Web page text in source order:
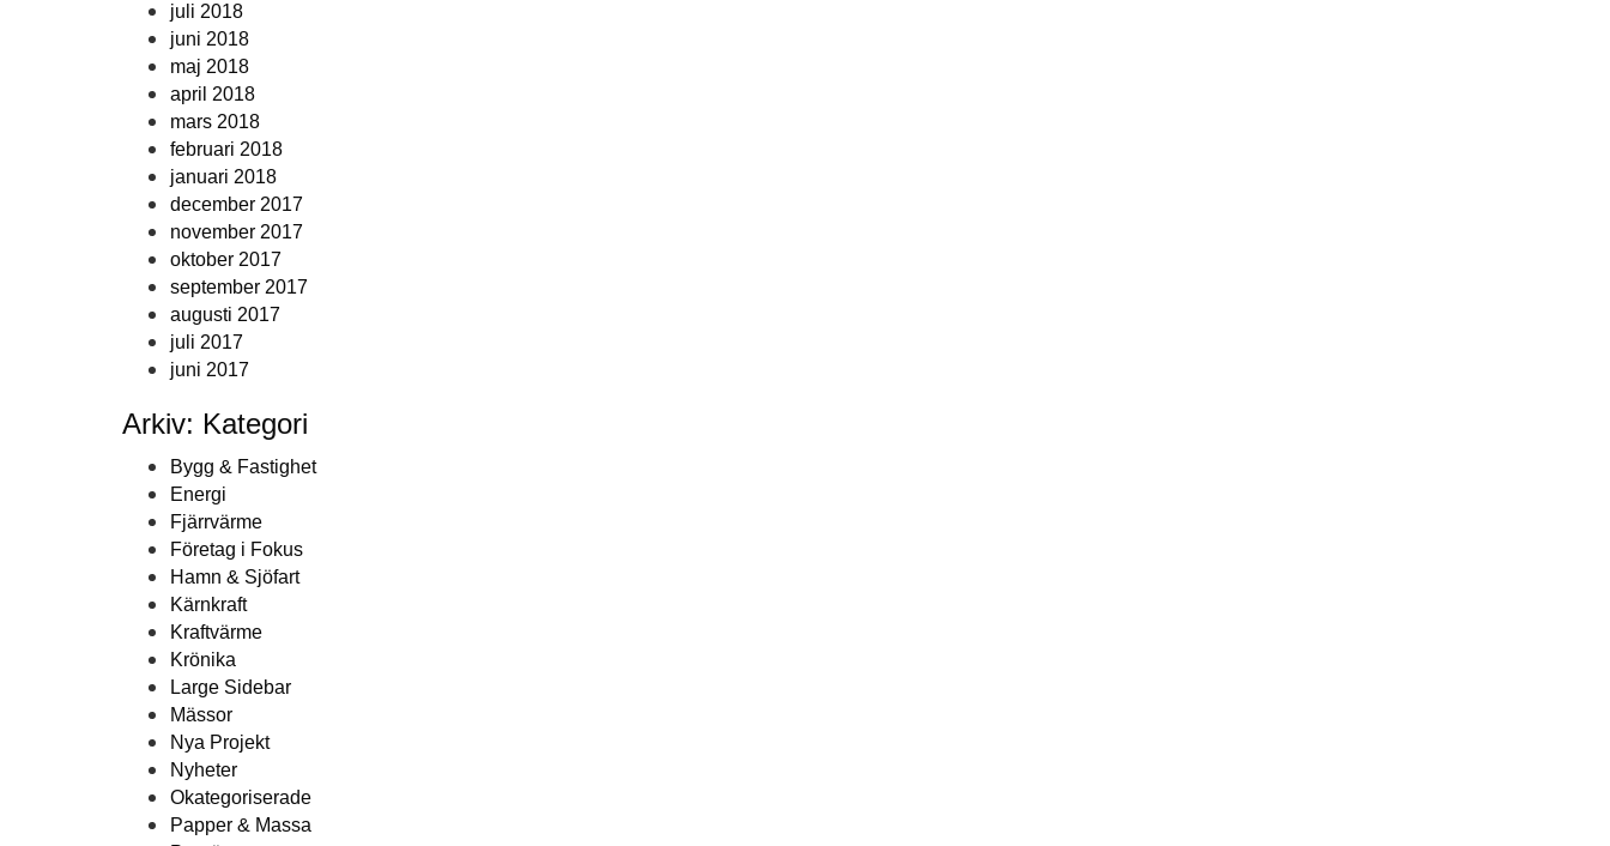
juli 2018
juni 2018
maj 2018
april 2018
mars 2018
februari 2018
januari 2018
december 2017
november 2017
oktober 2017
september 2017
augusti 2017
juli 2017
juni 2017
Arkiv: Kategori
Bygg & Fastighet
Energi
Fjärrvärme
Företag i Fokus
Hamn & Sjöfart
Kärnkraft
Kraftvärme
Krönika
Large Sidebar
Mässor
Nya Projekt
Nyheter
Okategoriserade
Papper & Massa